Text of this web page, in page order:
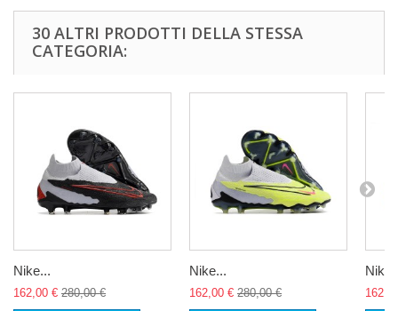
30 ALTRI PRODOTTI DELLA STESSA
CATEGORIA:
Nike...
162,00 € 280,00 €
Nike...
162,00 € 280,00 €